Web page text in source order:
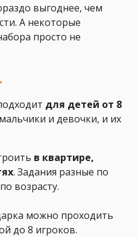
выгоднее, чем
А некоторые
просто не
для детей от 8
и девочки, и их
в квартире,
. Задания разные по
возрасту.
можно проходить
до 8 игроков.